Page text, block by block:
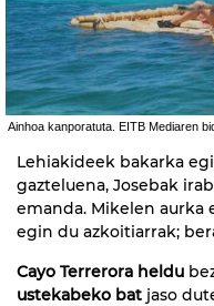
Ainhoa kanporatuta. EITB Mediaren
Lehiakideek bakarka
gazteluena, Josebak
emanda. Mikelen aurka
egin du azkoitiarrak;
Cayo Terrerora heldu
ustekabeko bat jaso